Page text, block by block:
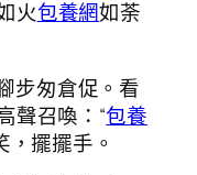
火包養網如荼
步匆倉促。看
聲召喚：“包養
，擺擺手。